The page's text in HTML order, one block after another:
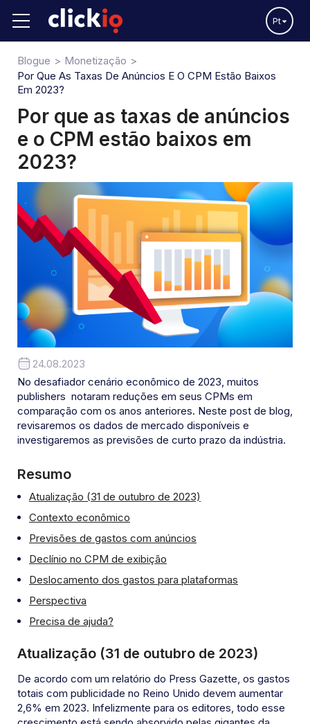
Pt
Blogue
Monetização
Por Que As Taxas De Anúncios E O CPM Estão Baixos
Em 2023?
Por que as taxas de anúncios
e o CPM estão baixos em
2023?
24.08.2023
No desafiador cenário econômico de 2023, muitos
publishers notaram reduções em seus CPMs em
comparação com os anos anteriores. Neste post de blog,
revisaremos os dados de mercado disponíveis e
investigaremos as previsões de curto prazo da indústria.
Resumo
Atualização (31 de outubro de 2023)
Contexto econômico
Previsões de gastos com anúncios
Declínio no CPM de exibição
Deslocamento dos gastos para plataformas
Perspectiva
Precisa de ajuda?
Atualização (31 de outubro de 2023)
De acordo com um relatório do Press Gazette, os gastos
totais com publicidade no Reino Unido devem aumentar
2,6% em 2023. Infelizmente para os editores, todo esse